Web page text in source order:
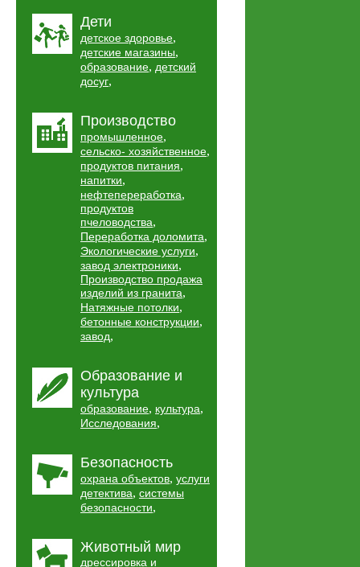
Дети
детское здоровье,
детские магазины,
образование, детский
досуг,
Производство
промышленное,
сельско- хозяйственное,
продуктов питания,
напитки,
нефтепереработка,
продуктов
пчеловодства,
Переработка доломита,
Экологические услуги,
завод электроники,
Производство продажа
изделий из гранита,
Натяжные потолки,
бетонные конструкции,
завод,
Образование и
культура
образование, культура,
Исследования,
Безопасность
охрана объектов, услуги
детектива, системы
безопасности,
Животный мир
дрессировка и